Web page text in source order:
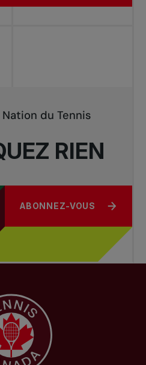
RIEN
du Tennis
ABONNEZ-VOUS